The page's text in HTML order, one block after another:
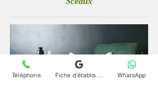
Téléphone WhatsApp